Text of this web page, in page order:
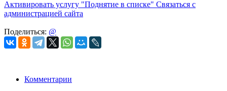
Активировать услугу "Поднятие в списке" Связаться с
администрацией сайта
Поделиться: @
Комментарии